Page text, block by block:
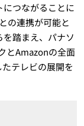
つながることに
の連携が可能と
踏まえ、パナソ
とAmazonの全面
テレビの展開を